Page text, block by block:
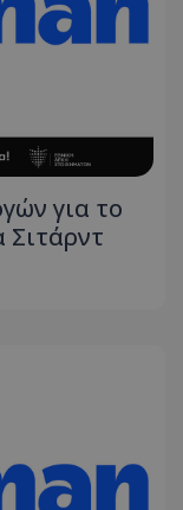
για το
Σιτάρντ